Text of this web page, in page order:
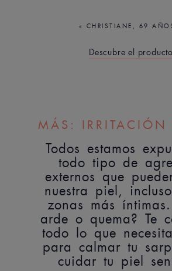
CHRISTIANE, 69
Descubre el producto
MÁS: IRRITACIÓN
Todos estamos
todo tipo de
externos que
nuestra piel,
zonas más
arde o quema? Te
todo lo que
para calmar tu
cuidar tu piel